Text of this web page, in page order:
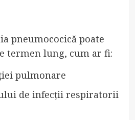
pneumococică poate
termen lung, cum ar fi:
pulmonare
de infecții respiratorii